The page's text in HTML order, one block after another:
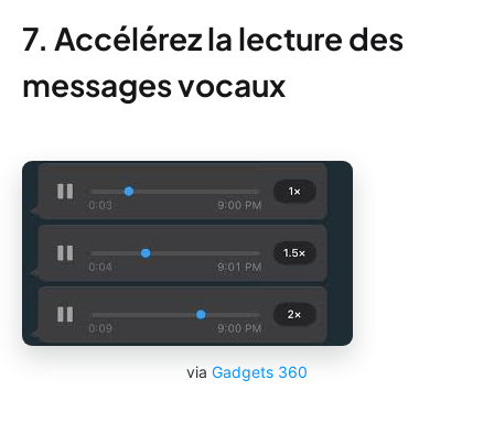
7. Accélérez la lecture des
messages vocaux
via Gadgets 360